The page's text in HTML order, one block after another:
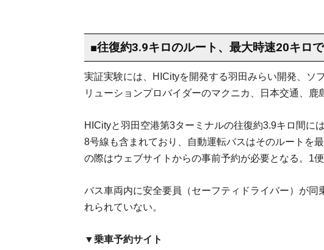
■往復約3.9キロのルート、最大時速20キロで
実証実験には、HICityを開発する⽻⽥みらい開発、ソ
リューションプロバイダーのマクニカ、⽇本交通、鹿
HICityと羽田空港第3ターミナルの往復約3.9キロ間に
8号線も含まれており、自動運転バスはそのルートを
の際はウェブサイトからの事前予約が必要となる。1
バス車両内に安全要員（セーフティドライバー）が
れられていない。
▼乗車予約サイト